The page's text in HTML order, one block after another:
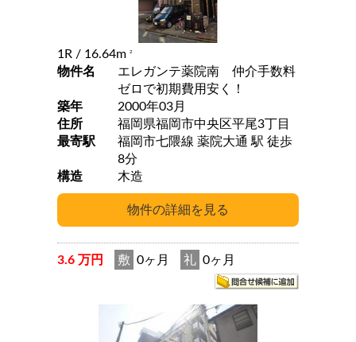
1R / 16.64m 2
物件名
エレガンテ薬院南 仲介手数料
ゼロで初期費用安く！
築年
2000年03月
住所
福岡県福岡市中央区平尾3丁目
最寄駅
福岡市七隈線 薬院大通 駅 徒歩
8分
構造
木造
3.6 万円 敷 0ヶ月 礼 0ヶ月